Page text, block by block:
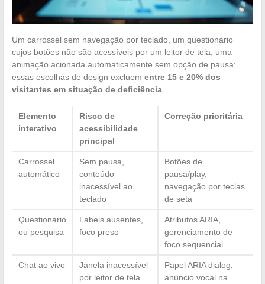
Um carrossel sem navegação por teclado, um questionário
cujos botões não são acessíveis por um leitor de tela, uma
animação acionada automaticamente sem opção de pausa:
essas escolhas de design excluem entre 15 e 20% dos
visitantes em situação de deficiência.
Elemento
interativo
Risco de
acessibilidade
principal
Correção prioritária
Carrossel
automático
Sem pausa,
conteúdo
inacessível ao
teclado
Botões de
pausa/play,
navegação por teclas
de seta
Questionário
ou pesquisa
Labels ausentes,
foco preso
Atributos ARIA,
gerenciamento de
foco sequencial
Chat ao vivo
Janela inacessível
por leitor de tela
Papel ARIA dialog,
anúncio vocal na